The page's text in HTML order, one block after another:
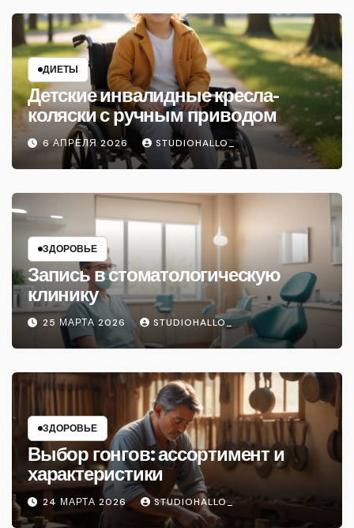
ДИЕТЫ
Детские инвалидные кресла-
коляски с ручным приводом
6 АПРЕЛЯ 2026 STUDIOHALLO_
ЗДОРОВЬЕ
Запись в стоматологическую
клинику
25 МАРТА 2026 STUDIOHALLO_
ЗДОРОВЬЕ
Выбор гонгов: ассортимент и
характеристики
24 МАРТА 2026 STUDIOHALLO_